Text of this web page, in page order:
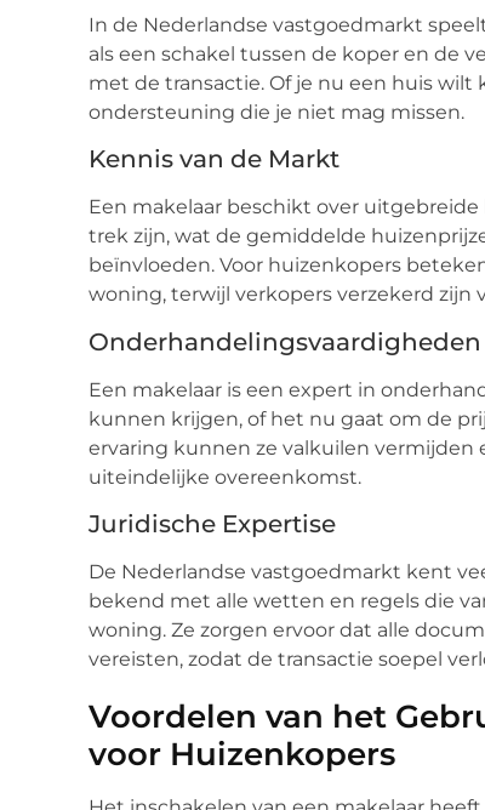
In de Nederlandse vastgoedmarkt
als een schakel tussen de koper en de
met de transactie. Of je nu een huis
ondersteuning die je niet mag missen.
Kennis van de Markt
Een makelaar beschikt over
trek zijn, wat de gemiddelde
beïnvloeden. Voor huizenkopers
woning, terwijl verkopers verzekerd zijn
Onderhandelingsvaardigheden
Een makelaar is een expert in
kunnen krijgen, of het nu gaat om de
ervaring kunnen ze valkuilen
uiteindelijke overeenkomst.
Juridische Expertise
De Nederlandse vastgoedmarkt kent
bekend met alle wetten en regels die
woning. Ze zorgen ervoor dat alle
vereisten, zodat de transactie soepel
Voordelen van het
voor Huizenkopers